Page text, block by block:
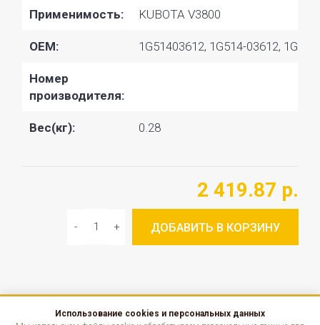
Применимость: KUBOTA V3800
OEM: 1G51403612, 1G514-03612,
Номер
производителя:
Вес(кг): 0.28
2 419.87 р.
ДОБАВИТЬ В КОРЗИНУ
КАТАЛОГ
Использование cookies и персональных данных